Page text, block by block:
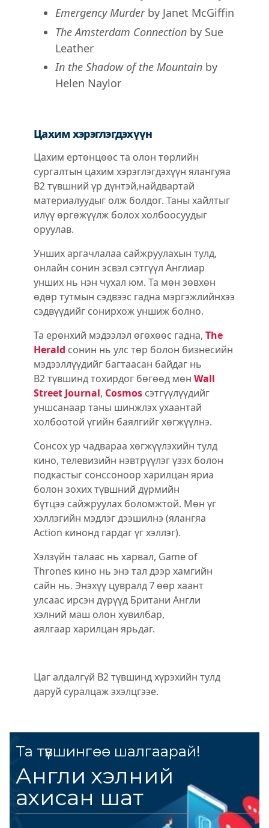
Emergency Murderby Janet McGiffin
The Amsterdam Connection by Sue
Leather
In the Shadow of the Mountain by
Helen Naylor
Цахим хэрэглэгдэхүүн
Цахим ертөнцөөс та олон төрлийн
сургалтын цахим хэрэглэгдэхүүн ялангуяа
B2 түвшний үр дүнтэй,найдвартай
материалуудыг олж болдог. Таны хайлтыг
илүү өргөжүүлж болох холбоосуудыг
оруулав.
Унших аргачлалаа сайжруулахын тулд,
онлайн сонин эсвэл сэтгүүл Англиар
унших нь нэн чухал юм. Та мөн зөвхөн
өдөр тутмын сэдвээс гадна мэргэжлийнхээ
сэдвүүдийг сонирхож уншиж болно.
Та ерөнхий мэдээлэл өгөхөөс гадна, The
Herald сонин нь улс төр болон бизнесийн
мэдээллүүдийг багтаасан байдаг нь
B2 түвшинд тохирдог бөгөөд мөн Wall
Street Journal, Cosmos сэтгүүлүүдийг
уншсанаар таны шинжлэх ухаантай
холбоотой үгийн баялгийг хөгжүүлнэ.
Сонсох ур чадвараа хөгжүүлэхийн тулд
кино, телевизийн нэвтрүүлэг үзэх болон
подкастыг сонссоноор харилцан яриа
болон зохих түвшний дүрмийн
бүтцээ сайжруулах боломжтой. Мөн үг
хэллэгийн мэдлэг дээшилнэ (ялангяа
Action кинонд гардаг үг хэллэг).
Хэлзүйн талаас нь харвал, Game of
Thrones кино нь энэ тал дээр хамгийн
сайн нь. Энэхүү цувралд 7 өөр хаант
улсаас ирсэн дүрүүд Британи Англи
хэлний маш олон хувилбар,
аялгаар харилцан ярьдаг.
Цаг алдалгүй B2 түвшинд хүрэхийн тулд
даруй суралцаж эхэлцгээе.